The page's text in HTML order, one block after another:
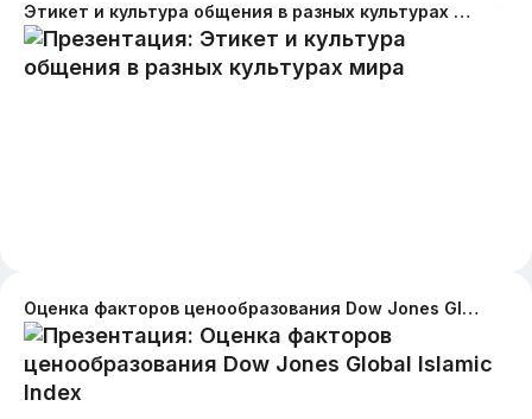
Этикет и культура общения в разных культурах мира
Оценка факторов ценообразования Dow Jones Global Islamic Index